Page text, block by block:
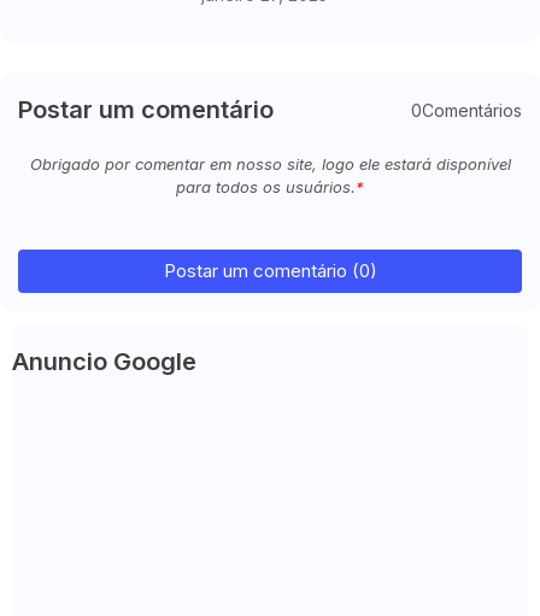
Postar um comentário 0Comentários
Obrigado por comentar em nosso site, logo ele estará disponível
para todos os usuários.
Postar um comentário (0)
Anuncio Google